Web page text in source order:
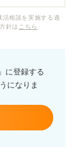
を伝えるた
意が伝わる
バイスをお
相談を実施する過
針は こちら
に登録する
になりま